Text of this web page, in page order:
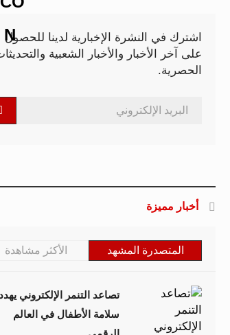
اشترك في النشرة الإخبارية لدينا للحصول
على آخر الأخبار والأخبار الشعبية
الحصرية.
أخبار مميزة
المتصدرة المشهد الأكثر مشاهدة
تصاعد التنمر الإلكتروني يهدد
سلامة الأطفال في العالم